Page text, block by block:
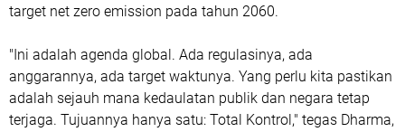
target net zero emission pada tahun 2060.
"Ini adalah agenda global. Ada regulasinya, ada
anggarannya, ada target waktunya. Yang perlu kita pastikan
adalah sejauh mana kedaulatan publik dan negara tetap
terjaga. Tujuannya hanya satu: Total Kontrol," tegas Dharma,